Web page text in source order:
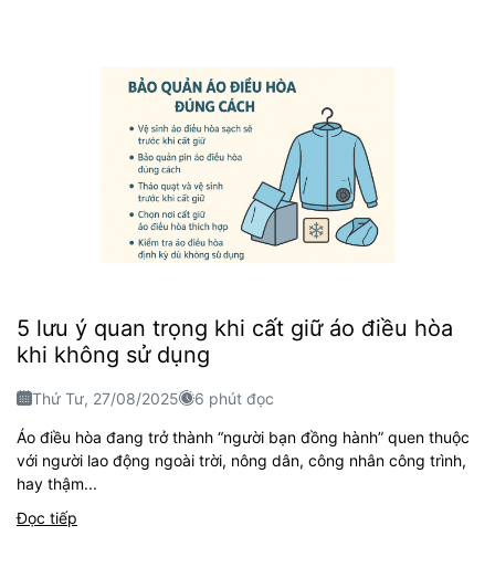
5 lưu ý quan trọng khi cất giữ áo điều hòa
khi không sử dụng
Thứ Tư, 27/08/2025 6 phút đọc
Áo điều hòa đang trở thành “người bạn đồng hành” quen thuộc
với người lao động ngoài trời, nông dân, công nhân công trình,
hay thậm...
Đọc tiếp